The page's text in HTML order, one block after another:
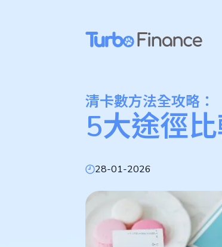
清卡數方法全攻略：
5大途徑
28-01-2026